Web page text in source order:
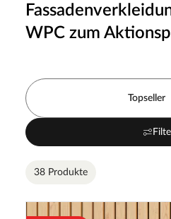
WPC zum
Topseller
38 Produkte